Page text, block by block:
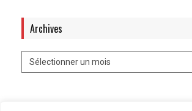
Archives